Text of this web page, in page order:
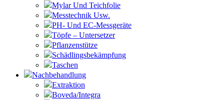
Mylar Und Teichfolie
Messtechnik Usw.
PH- Und EC-Messgeräte
Töpfe – Untersetzer
Pflanzenstütze
Schädlingsbekämpfung
Taschen
Nachbehandlung
Extraktion
Boveda/Integra